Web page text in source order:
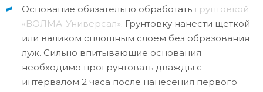
Основание обязательно обработать грунтовкой
«ВОЛМА-Универсал». Грунтовку нанести щеткой
или валиком сплошным слоем без образования
луж. Сильно впитывающие основания
необходимо прогрунтовать дважды с
интервалом 2 часа после нанесения первого